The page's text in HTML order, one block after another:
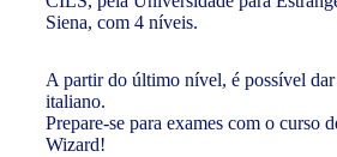
Siena, com 4 níveis.
A partir do último nível, é possível dar
italiano.
Prepare-se para exames com o curso
Wizard!